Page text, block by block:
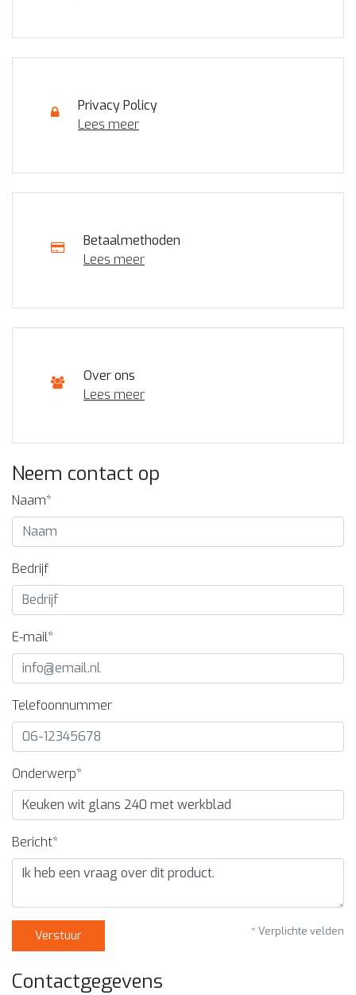
Privacy Policy
Lees meer
Betaalmethoden
Lees meer
Over ons
Lees meer
Neem contact op
Naam*
Bedrijf
E-mail*
Telefoonnummer
Onderwerp*
Bericht*
Verstuur * Verplichte velden
Contactgegevens